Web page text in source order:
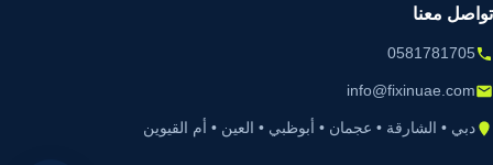
تواصل معنا
0581781705
info@fixinuae.com
دبي • الشارقة • عجمان • أبوظبي • العين • أم القيوين